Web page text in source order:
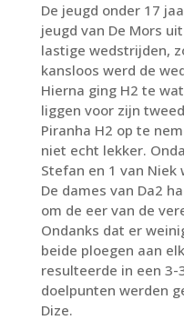
De jeugd onder 17
jeugd van De Mors
lastige wedstrijden,
kansloos werd de
Hierna ging H2 te
liggen voor zijn
Piranha H2 op te
niet echt lekker.
Stefan en 1 van
De dames van Da2
om de eer van de
Ondanks dat er
beide ploegen aan
resulteerde in een 3-
doelpunten werden
Dize.